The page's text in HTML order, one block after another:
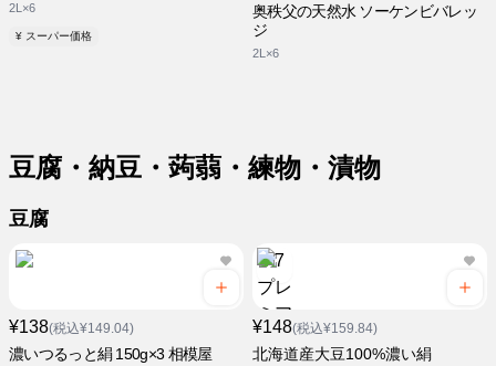
2L×6
¥ スーパー価格
奥秩父の天然水 ソーケンビバレッ
ジ
2L×6
豆腐・納豆・蒟蒻・練物・漬物
豆腐
¥138(税込¥149.04)
濃いつるっと絹 150g×3 相模屋
¥148(税込¥159.84)
北海道産大豆100%濃い絹